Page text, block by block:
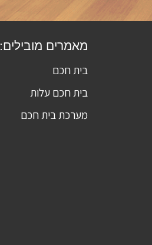
מאמרים מובילים:
בית חכם
בית חכם עלות
מערכת בית חכם